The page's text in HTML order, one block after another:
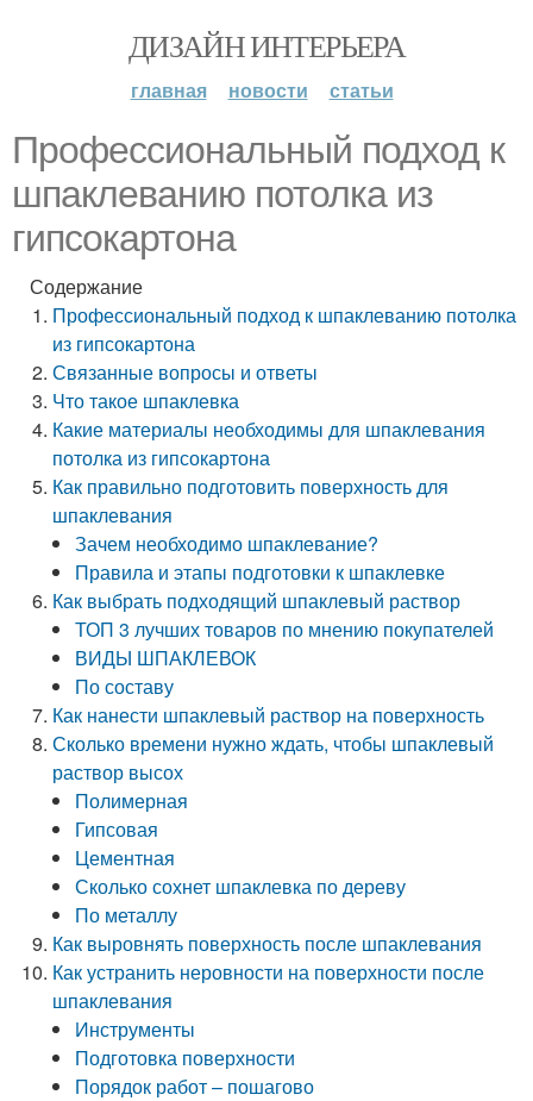
ДИЗАЙН ИНТЕРЬЕРА
главная новости статьи
Профессиональный подход к
шпаклеванию потолка из
гипсокартона
Содержание
Профессиональный подход к шпаклеванию потолка
из гипсокартона
Связанные вопросы и ответы
Что такое шпаклевка
Какие материалы необходимы для шпаклевания
потолка из гипсокартона
Как правильно подготовить поверхность для
шпаклевания
Зачем необходимо шпаклевание?
Правила и этапы подготовки к шпаклевке
Как выбрать подходящий шпаклевый раствор
ТОП 3 лучших товаров по мнению покупателей
ВИДЫ ШПАКЛЕВОК
По составу
Как нанести шпаклевый раствор на поверхность
Сколько времени нужно ждать, чтобы шпаклевый
раствор высох
Полимерная
Гипсовая
Цементная
Сколько сохнет шпаклевка по дереву
По металлу
Как выровнять поверхность после шпаклевания
Как устранить неровности на поверхности после
шпаклевания
Инструменты
Подготовка поверхности
Порядок работ – пошагово